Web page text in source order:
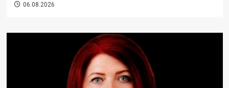
06.08.2026